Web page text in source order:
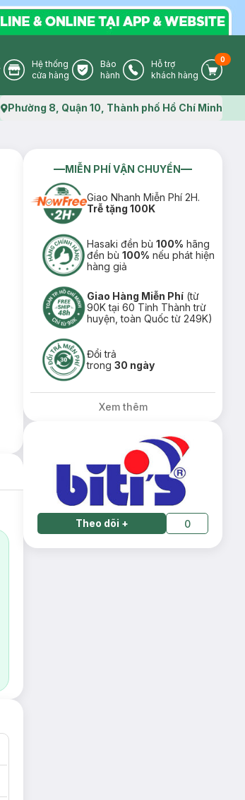
Store Icon
Hệ thống
cửa hàng
Warranty Icon
Bảo
hành
Phone Icon
Hỗ trợ
khách hàng
Cart
0
Map icon
Phường 8, Quận 10, Thành phố Hồ Chí Minh
MIỄN PHÍ VẬN CHUYỂN
Giao Nhanh Miễn Phí 2H.
Trễ tặng 100K
Hasaki đền bù100% hãng
đền bù100% nếu phát hiện
hàng giả
Giao Hàng Miễn Phí (từ
90K tại 60 Tỉnh Thành trừ
huyện, toàn Quốc từ 249K)
Đổi trả
trong30 ngày
Xem thêm
Theo dõi + 0